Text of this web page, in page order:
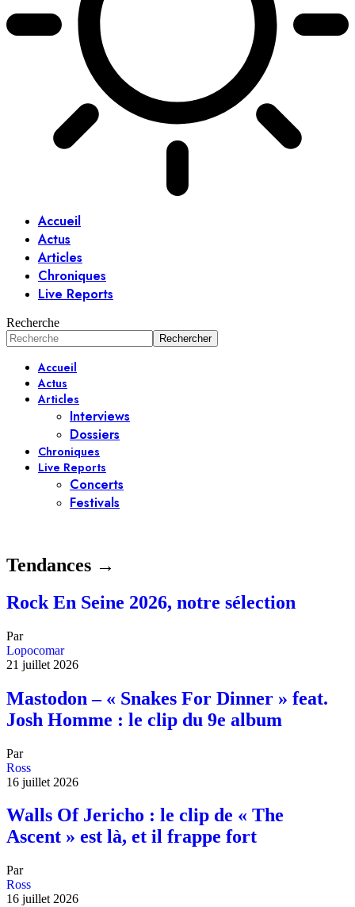
Accueil
Actus
Articles
Chroniques
Live Reports
Recherche
Accueil
Actus
Articles
Interviews
Dossiers
Chroniques
Live Reports
Concerts
Festivals
Tendances →
Rock En Seine 2026, notre sélection
Par
Lopocomar
21 juillet 2026
Mastodon – « Snakes For Dinner » feat.
Josh Homme : le clip du 9e album
Par
Ross
16 juillet 2026
Walls Of Jericho : le clip de « The
Ascent » est là, et il frappe fort
Par
Ross
16 juillet 2026